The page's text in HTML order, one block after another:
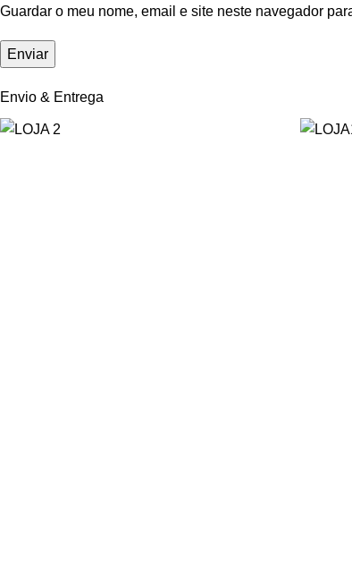
Guardar o meu nome, email e site neste navegador
Envio & Entrega